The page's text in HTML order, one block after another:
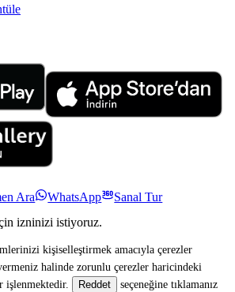
Ara WhatsApp
Sanal Tur
izninizi istiyoruz.
kişiselleştirmek amacıyla çerezler
halinde zorunlu çerezler haricindeki
işlenmektedir.
Reddet seçeneğine tıklamanız